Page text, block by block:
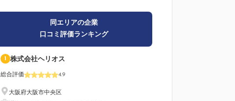
同エリアの企業
口コミ評価ランキング
1 株式会社ヘリオス
総合評価 4.9
大阪府大阪市中央区